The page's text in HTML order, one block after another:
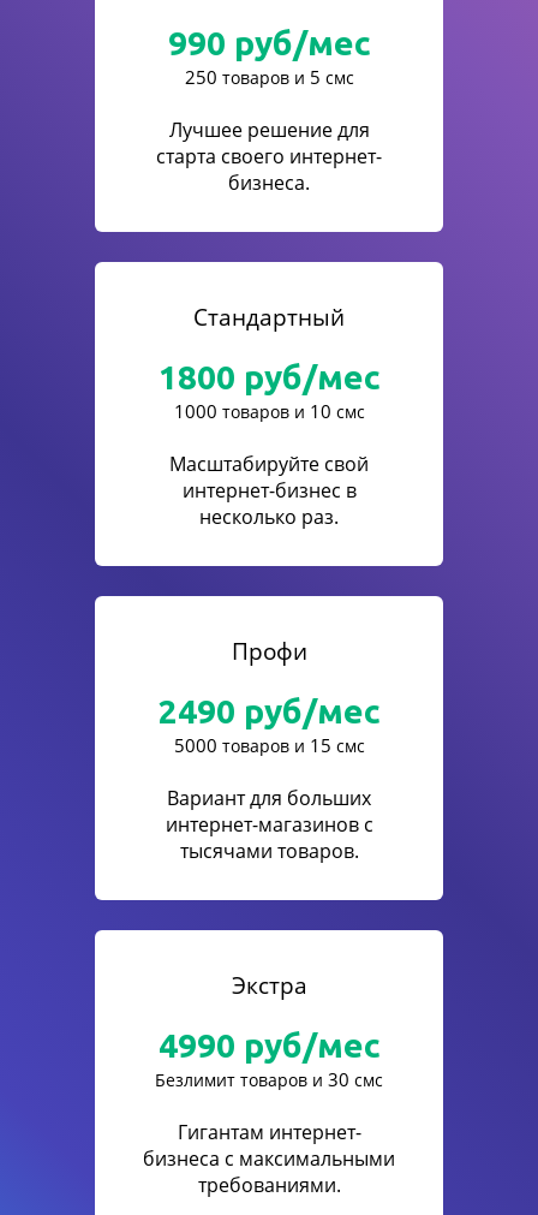
990 руб/мес
250 товаров и 5 смс
Лучшее решение для
старта своего интернет-
бизнеса.
Стандартный
1800 руб/мес
1000 товаров и 10 смс
Масштабируйте свой
интернет-бизнес в
несколько раз.
Профи
2490 руб/мес
5000 товаров и 15 смс
Вариант для больших
интернет-магазинов с
тысячами товаров.
Экстра
4990 руб/мес
Безлимит товаров и 30 смс
Гигантам интернет-
бизнеса с максимальными
требованиями.